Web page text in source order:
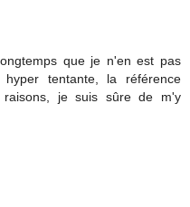
que je n'en est pas
tentante, la référence
je suis sûre de m'y